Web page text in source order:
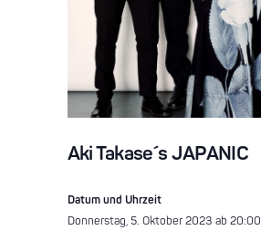
Aki Takase´s JAPANIC
Datum und Uhrzeit
Donnerstag, 5. Oktober 2023 ab 20:00